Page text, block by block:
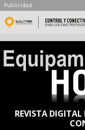
Publicidad
REVISTA DIGITAL